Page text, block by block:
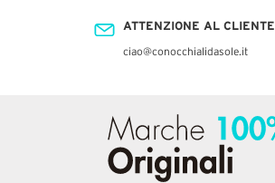
ATTENZIONE AL CLIENTE
ciao@conocchialidasole.it